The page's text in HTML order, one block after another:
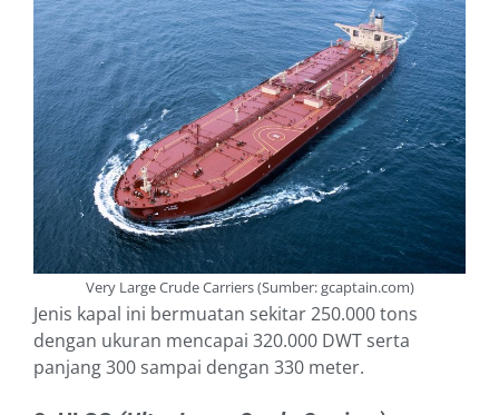
Very Large Crude Carriers (Sumber: gcaptain.com)
Jenis kapal ini bermuatan sekitar 250.000 tons
dengan ukuran mencapai 320.000 DWT serta
panjang 300 sampai dengan 330 meter.